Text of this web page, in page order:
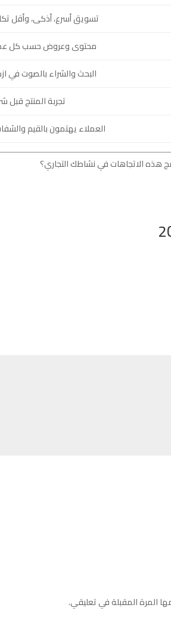
تسويق أسرع، أذكى، وأقل
محتوى وعروض حسب كل
البحث والشراء بالصوت في
تجربة المنتج قبل
العملاء يهتمون بالقيم
هذه الاتجاهات في نشاطك التجاري؟
المرة المقبلة في تعليقي.